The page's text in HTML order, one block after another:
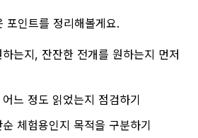
포인트를 정리해볼게요.
는지, 잔잔한 전개를 원하는지 먼저
느 정도 읽었는지 점검하기
체험용인지 목적을 구분하기